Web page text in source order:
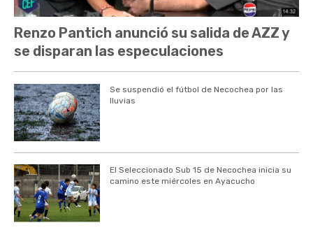
Renzo Pantich anunció su salida de AZZ y
se disparan las especulaciones
Se suspendió el fútbol de Necochea por las
lluvias
El Seleccionado Sub 15 de Necochea inicia su
camino este miércoles en Ayacucho